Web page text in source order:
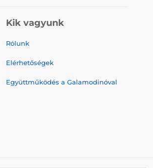
Kik vagyunk
Rólunk
Elérhetőségek
Együttműködés a Galamodinóval